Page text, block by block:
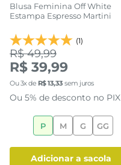
Blusa Feminina Off White
Estampa Espresso Martini
(1)
R$ 49,99
R$ 39,99
Ou3x de R$13,33 sem juros
Ou 5% de desconto no PIX
P M G GG
adicionar a sacola